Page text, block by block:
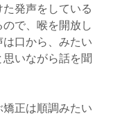
発声をしている
で、喉を開放し
口から、みたい
いながら話を聞
正は順調みたい